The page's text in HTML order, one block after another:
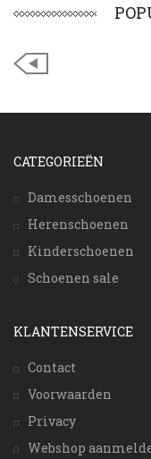
CATEGORIEËN
Damesschoenen
Herenschoenen
Kinderschoenen
Schoenen sale
KLANTENSERVICE
Contact
Voorwaarden
Privacy
Webshop